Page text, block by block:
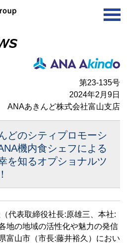
第23-135号
2024年2月9日
ANAあきんど株式会社富山支店
どのシティプロモーシ
機内食シェフによる
を知るオプショナルツ
代表取締役社長:原雄三、本社:
地の地域の活性化や魅力の発信
富山市（市長:藤井裕久）におい